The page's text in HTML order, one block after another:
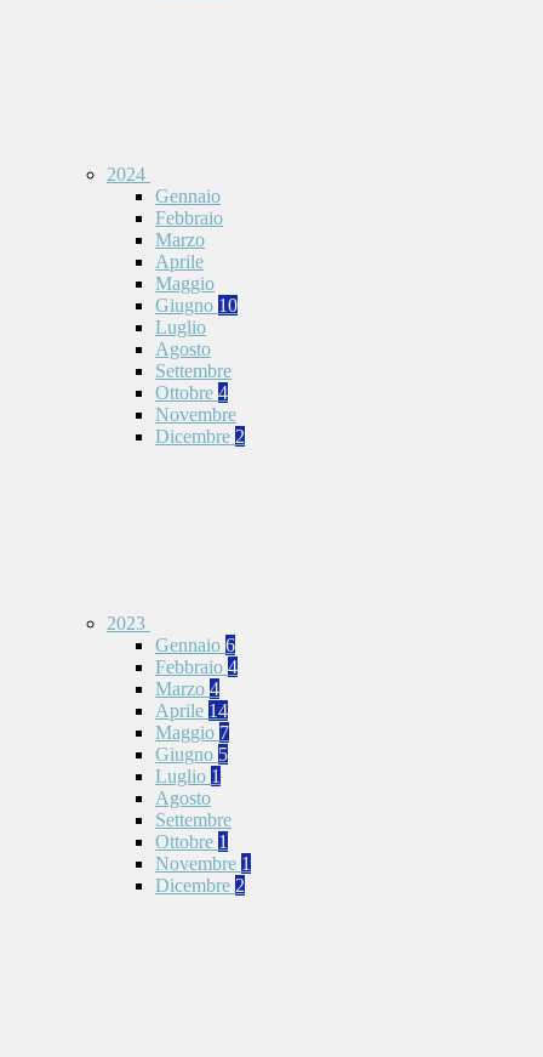
2024
Gennaio
Febbraio
Marzo
Aprile
Maggio
Giugno 10
Luglio
Agosto
Settembre
Ottobre 4
Novembre
Dicembre 2
2023
Gennaio 6
Febbraio 4
Marzo 4
Aprile 14
Maggio 7
Giugno 5
Luglio 1
Agosto
Settembre
Ottobre 1
Novembre 1
Dicembre 2